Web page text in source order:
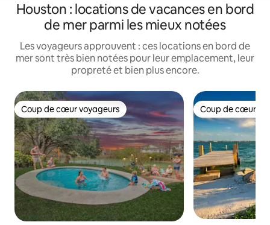
Houston : locations de vacances en bord
de mer parmi les mieux notées
Les voyageurs approuvent : ces locations en bord de
mer sont très bien notées pour leur emplacement, leur
propreté et bien plus encore.
Coup de cœur voyageurs
Coup de cœur voyageurs Coup de cœur
Coup de cœur